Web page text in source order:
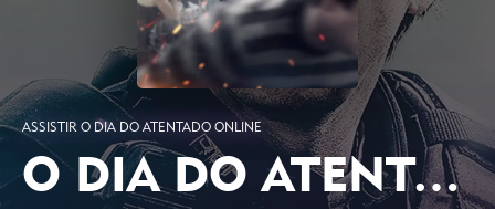
ASSISTIR O DIA DO ATENTADO ONLINE
O DIA DO ATENTADO